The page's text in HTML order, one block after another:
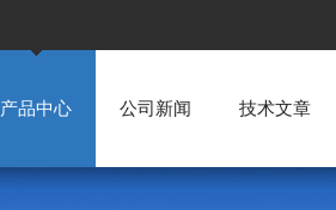
产品中心 公司新闻 技术文章